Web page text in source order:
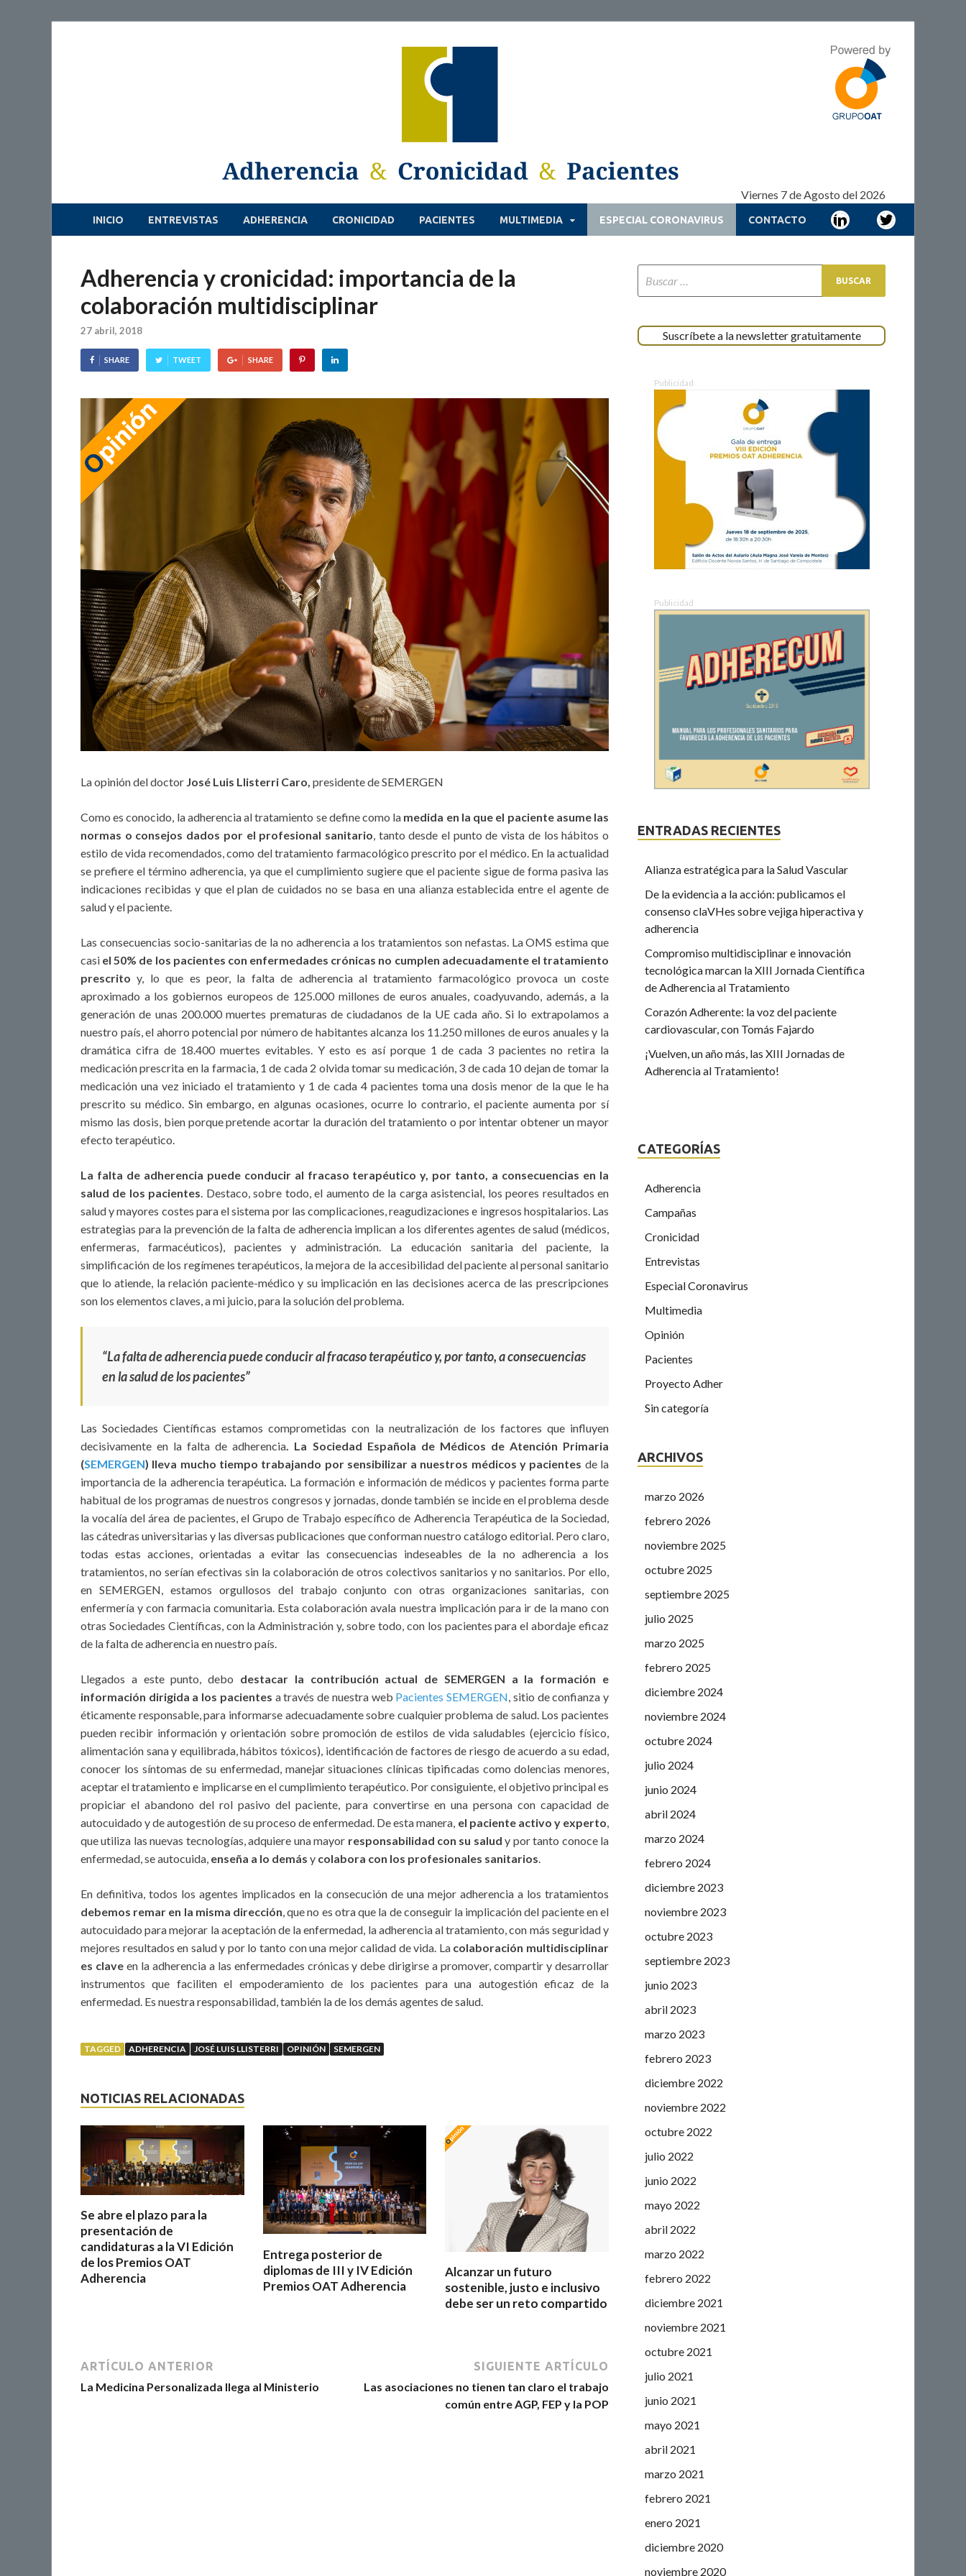
Adherencia –
Cronicidad –
Adherencia – Cronicidad – Pacientes
Viernes 7 de Agosto del 2026
INICIO ENTREVISTAS ADHERENCIA CRONICIDAD PACIENTES MULTIMEDIA ESPECIAL CORONAVIRUS CONTACTO
Adherencia y cronicidad: importancia de la
colaboración multidisciplinar
27 abril, 2018
SHARE TWEET SHARE
La opinión del doctor José Luis Llisterri Caro, presidente de SEMERGEN
Como es conocido, la adherencia al tratamiento se define como la medida en la que el paciente asume las
normas o consejos dados por el profesional sanitario , tanto desde el punto de vista de los hábitos o
estilo de vida recomendados, como del tratamiento farmacológico prescrito por el médico. En la actualidad
se prefiere el término adherencia, ya que el cumplimiento sugiere que el paciente sigue de forma pasiva las
indicaciones recibidas y que el plan de cuidados no se basa en una alianza establecida entre el agente de
salud y el paciente.
Las consecuencias socio-sanitarias de la no adherencia a los tratamientos son nefastas. La OMS estima que
casi el 50% de los pacientes con enfermedades crónicas no cumplen adecuadamente el tratamiento
prescrito y, lo que es peor, la falta de adherencia al tratamiento farmacológico provoca un coste
aproximado a los gobiernos europeos de 125.000 millones de euros anuales, coadyuvando, además, a la
generación de unas 200.000 muertes prematuras de ciudadanos de la UE cada año. Si lo extrapolamos a
nuestro país, el ahorro potencial por número de habitantes alcanza los 11.250 millones de euros anuales y la
dramática cifra de 18.400 muertes evitables. Y esto es así porque 1 de cada 3 pacientes no retira la
medicación prescrita en la farmacia, 1 de cada 2 olvida tomar su medicación, 3 de cada 10 dejan de tomar la
medicación una vez iniciado el tratamiento y 1 de cada 4 pacientes toma una dosis menor de la que le ha
prescrito su médico. Sin embargo, en algunas ocasiones, ocurre lo contrario, el paciente aumenta por sí
mismo las dosis, bien porque pretende acortar la duración del tratamiento o por intentar obtener un mayor
efecto terapéutico.
La falta de adherencia puede conducir al fracaso terapéutico y, por tanto, a consecuencias en la
salud de los pacientes . Destaco, sobre todo, el aumento de la carga asistencial, los peores resultados en
salud y mayores costes para el sistema por las complicaciones, reagudizaciones e ingresos hospitalarios. Las
estrategias para la prevención de la falta de adherencia implican a los diferentes agentes de salud (médicos,
enfermeras, farmacéuticos), pacientes y administración. La educación sanitaria del paciente, la
simplificación de los regímenes terapéuticos, la mejora de la accesibilidad del paciente al personal sanitario
que lo atiende, la relación paciente-médico y su implicación en las decisiones acerca de las prescripciones
son los elementos claves, a mi juicio, para la solución del problema.
“La falta de adherencia puede conducir al fracaso terapéutico y, por tanto, a consecuencias
en la salud de los pacientes”
Las Sociedades Científicas estamos comprometidas con la neutralización de los factores que influyen
decisivamente en la falta de adherencia . La Sociedad Española de Médicos de Atención Primaria
(SEMERGEN) lleva mucho tiempo trabajando por sensibilizar a nuestros médicos y pacientes de la
importancia de la adherencia terapéutica. La formación e información de médicos y pacientes forma parte
habitual de los programas de nuestros congresos y jornadas, donde también se incide en el problema desde
la vocalía del área de pacientes, el Grupo de Trabajo específico de Adherencia Terapéutica de la Sociedad,
las cátedras universitarias y las diversas publicaciones que conforman nuestro catálogo editorial. Pero claro,
todas estas acciones, orientadas a evitar las consecuencias indeseables de la no adherencia a los
tratamientos, no serían efectivas sin la colaboración de otros colectivos sanitarios y no sanitarios. Por ello,
en SEMERGEN, estamos orgullosos del trabajo conjunto con otras organizaciones sanitarias, con
enfermería y con farmacia comunitaria. Esta colaboración avala nuestra implicación para ir de la mano con
otras Sociedades Científicas, con la Administración y, sobre todo, con los pacientes para el abordaje eficaz
de la falta de adherencia en nuestro país.
Llegados a este punto, debo destacar la contribución actual de SEMERGEN a la formación e
información dirigida a los pacientes a través de nuestra web Pacientes SEMERGEN , sitio de confianza y
éticamente responsable, para informarse adecuadamente sobre cualquier problema de salud. Los pacientes
pueden recibir información y orientación sobre promoción de estilos de vida saludables (ejercicio físico,
alimentación sana y equilibrada, hábitos tóxicos), identificación de factores de riesgo de acuerdo a su edad,
conocer los síntomas de su enfermedad, manejar situaciones clínicas tipificadas como dolencias menores,
aceptar el tratamiento e implicarse en el cumplimiento terapéutico. Por consiguiente, el objetivo principal es
propiciar el abandono del rol pasivo del paciente, para convertirse en una persona con capacidad de
autocuidado y de autogestión de su proceso de enfermedad. De esta manera, el paciente activo y experto
que utiliza las nuevas tecnologías, adquiere una mayor responsabilidad con su salud y por tanto conoce la
enfermedad, se autocuida, enseña a lo demás y colabora con los profesionales sanitarios
En definitiva, todos los agentes implicados en la consecución de una mejor adherencia a los tratamientos
debemos remar en la misma dirección , que no es otra que la de conseguir la implicación del paciente en el
autocuidado para mejorar la aceptación de la enfermedad, la adherencia al tratamiento, con más seguridad y
mejores resultados en salud y por lo tanto con una mejor calidad de vida. La colaboración multidisciplinar
es clave en la adherencia a las enfermedades crónicas y debe dirigirse a promover, compartir y desarrollar
instrumentos que faciliten el empoderamiento de los pacientes para una autogestión eficaz de la
enfermedad. Es nuestra responsabilidad, también la de los demás agentes de salud.
TAGGED ADHERENCIA JOSÉ LUIS LLISTERRI OPINIÓN SEMERGEN
NOTICIAS RELACIONADAS
Se abre el plazo para la
presentación de
candidaturas a la VI Edición
de los Premios OAT
Adherencia
Entrega posterior de
diplomas de III y IV Edición
Premios OAT Adherencia
Alcanzar un futuro
sostenible, justo e inclusivo
debe ser un reto compartido
ARTÍCULO ANTERIOR
La Medicina Personalizada llega al Ministerio
SIGUIENTE ARTÍCULO
Las asociaciones no tienen tan claro el trabajo
común entre AGP, FEP y la POP
Suscríbete a la newsletter gratuitamente
Publicidad
Publicidad
ENTRADAS RECIENTES
Alianza estratégica para la Salud Vascular
De la evidencia a la acción: publicamos el
consenso claVHes sobre vejiga hiperactiva y
adherencia
Compromiso multidisciplinar e innovación
tecnológica marcan la XIII Jornada Científica
de Adherencia al Tratamiento
Corazón Adherente: la voz del paciente
cardiovascular, con Tomás Fajardo
¡Vuelven, un año más, las XIII Jornadas de
Adherencia al Tratamiento!
CATEGORÍAS
Adherencia
Campañas
Cronicidad
Entrevistas
Especial Coronavirus
Multimedia
Opinión
Pacientes
Proyecto Adher
Sin categoría
ARCHIVOS
marzo 2026
febrero 2026
noviembre 2025
octubre 2025
septiembre 2025
julio 2025
marzo 2025
febrero 2025
diciembre 2024
noviembre 2024
octubre 2024
julio 2024
junio 2024
abril 2024
marzo 2024
febrero 2024
diciembre 2023
noviembre 2023
octubre 2023
septiembre 2023
junio 2023
abril 2023
marzo 2023
febrero 2023
diciembre 2022
noviembre 2022
octubre 2022
julio 2022
junio 2022
mayo 2022
abril 2022
marzo 2022
febrero 2022
diciembre 2021
noviembre 2021
octubre 2021
julio 2021
junio 2021
mayo 2021
abril 2021
marzo 2021
febrero 2021
enero 2021
diciembre 2020
noviembre 2020